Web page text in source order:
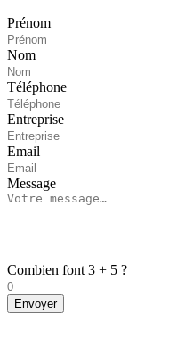
Prénom
Nom
Téléphone
Entreprise
Email
Message
Combien font 3 + 5 ?
Envoyer